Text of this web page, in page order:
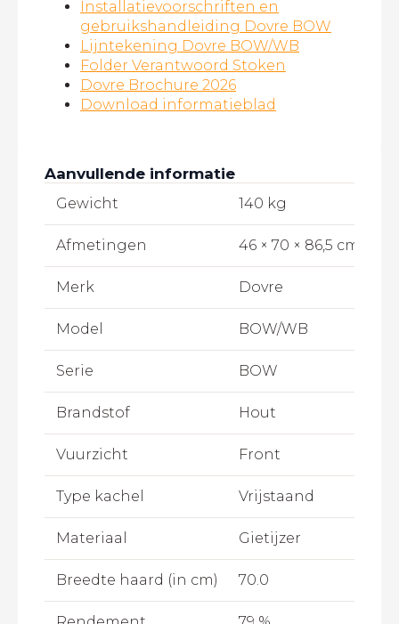
Installatievoorschriften en
gebruikshandleiding Dovre BOW
Lijntekening Dovre BOW/WB
Folder Verantwoord Stoken
Dovre Brochure 2026
Download informatieblad
Aanvullende informatie
Gewicht 140 kg
Afmetingen 46 × 70 × 86,5 cm
Merk Dovre
Model BOW/WB
Serie BOW
Brandstof Hout
Vuurzicht Front
Type kachel Vrijstaand
Materiaal Gietijzer
Breedte haard (in cm) 70.0